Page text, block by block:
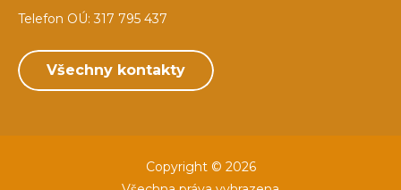
Telefon OÚ: 317 795 437
Všechny kontakty
Copyright © 2026